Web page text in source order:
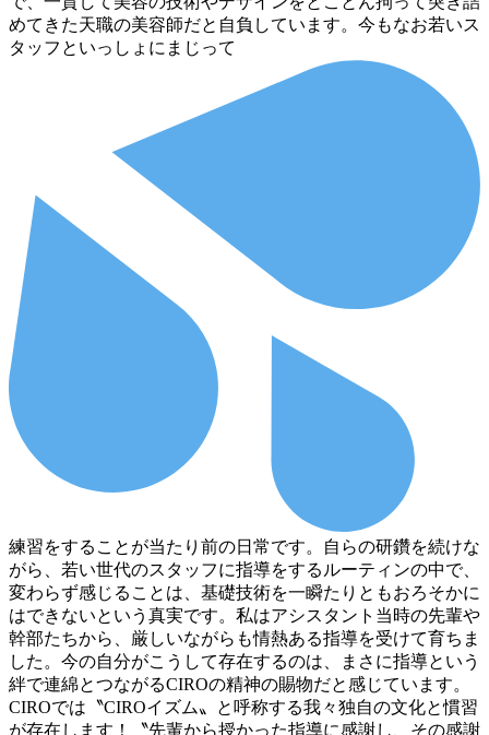
めてきた天職の美容師だと自負しています。今もなお若いス
タッフといっしょにまじって
練習をすることが当たり前の日常です。自らの研鑽を続けな
がら、若い世代のスタッフに指導をするルーティンの中で、
変わらず感じることは、基礎技術を一瞬たりともおろそかに
はできないという真実です。私はアシスタント当時の先輩や
幹部たちから、厳しいながらも情熱ある指導を受けて育ちま
した。今の自分がこうして存在するのは、まさに指導という
絆で連綿とつながるCIROの精神の賜物だと感じています。
CIROでは〝CIROイズム〟と呼称する我々独自の文化と慣習
が存在します！〝先輩から授かった指導に感謝し、その感謝